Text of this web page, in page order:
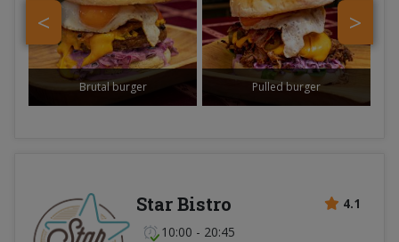
>
<
Brutal burger Pulled burger
4.1
Star Bistro
10:00 - 20:45